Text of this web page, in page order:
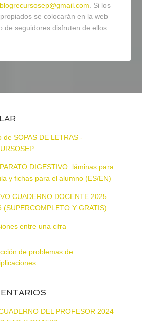
blogrecursosep@gmail.com. Si los
se colocarán en la web
de seguidores disfruten de ellos.
de SOPAS DE LETRAS -
DIGESTIVO: láminas para
y fichas para el alumno (ES/EN)
CUADERNO DOCENTE 2025 –
(SUPERCOMPLETO Y GRATIS)
entre una cifra
de problemas de
DEL PROFESOR 2024 –